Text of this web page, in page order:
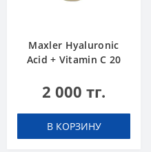
Maxler Hyaluronic
Acid + Vitamin C 20
2 000 тг.
В КОРЗИНУ